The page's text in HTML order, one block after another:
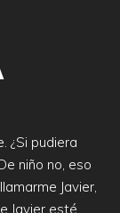
¿Si pudiera
niño no, eso
Javier,
Javier esté